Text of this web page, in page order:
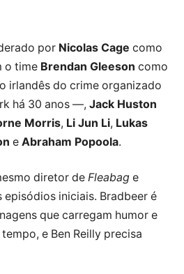
por Nicolas Cage como
o time Brendan Gleeson como
irlandês do crime organizado
há 30 anos —, Jack Huston
Morris, Li Jun Li, Lukas
e Abraham Popoola.
diretor de Fleabag e
iniciais. Bradbeer é
que carregam humor e
e Ben Reilly precisa